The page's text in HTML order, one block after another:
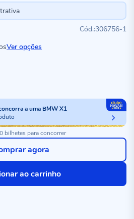
306756-1
Ver opções
a uma BMW X1
bilhetes para concorrer
ao carrinho
agora